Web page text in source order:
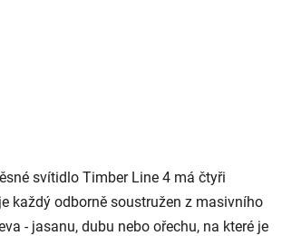
svítidlo Timber Line 4 má čtyři
každý odborně soustružen z masivního
- jasanu, dubu nebo ořechu, na které je